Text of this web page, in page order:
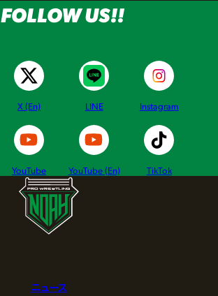
FOLLOW US!!
X (En) LINE Instagram
YouTube YouTube (En) TikTok
ニュース